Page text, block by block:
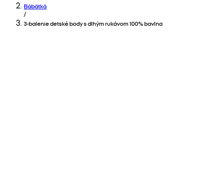
Bábätká
/
3-balenie detské body s dlhým rukávom 100% bavlna